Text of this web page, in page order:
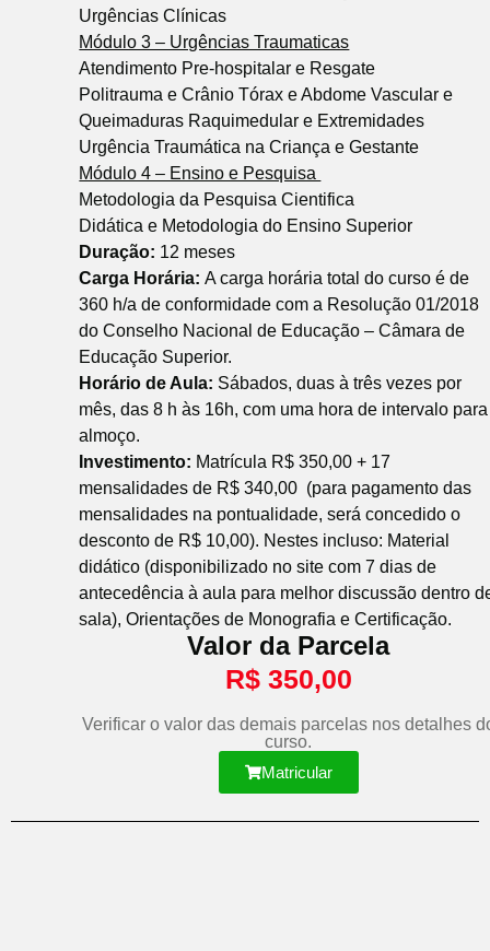
Urgências Clínicas
Módulo 3 – Urgências Traumaticas
Atendimento Pre-hospitalar e Resgate
Politrauma e Crânio Tórax e Abdome Vascular e
Queimaduras Raquimedular e Extremidades
Urgência Traumática na Criança e Gestante
Módulo 4 – Ensino e Pesquisa
Metodologia da Pesquisa Cientifica
Didática e Metodologia do Ensino Superior
Duração: 12 meses
Carga Horária: A carga horária total do curso é de
360 h/a de conformidade com a Resolução 01/2018
do Conselho Nacional de Educação – Câmara de
Educação Superior.
Horário de Aula: Sábados, duas à três vezes por
mês, das 8 h às 16h, com uma hora de intervalo para
almoço.
Investimento: Matrícula R$ 350,00 + 17
mensalidades de R$ 340,00 (para pagamento das
mensalidades na pontualidade, será concedido o
desconto de R$ 10,00). Nestes incluso: Material
didático (disponibilizado no site com 7 dias de
antecedência à aula para melhor discussão dentro
sala), Orientações de Monografia e Certificação.
Valor da Parcela
R$350,00
Verificar o valor das demais parcelas nos detalhes
curso.
Matricular